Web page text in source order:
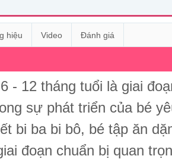
hiệu Video Đánh giá
- 12 tháng tuổi là giai
sự phát triển của bé
bi ba bi bô, bé tập ăn
đoạn chuẩn bị quan